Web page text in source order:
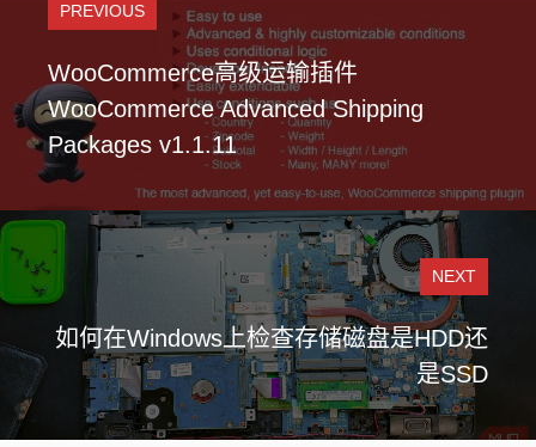
PREVIOUS
WooCommerce高级运输插件
WooCommerce Advanced Shipping
Packages v1.1.11
NEXT
如何在Windows上检查存储磁盘是HDD还
是SSD